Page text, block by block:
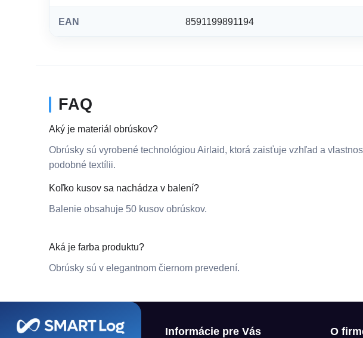
EAN 8591199891194
FAQ
Aký je materiál obrúskov?
Obrúsky sú vyrobené technológiou Airlaid, ktorá zaisťuje vzhľad a
podobné textílii.
Koľko kusov sa nachádza v balení?
Balenie obsahuje 50 kusov obrúskov.
Aká je farba produktu?
Obrúsky sú v elegantnom čiernom prevedení.
Informácie pre Vás O